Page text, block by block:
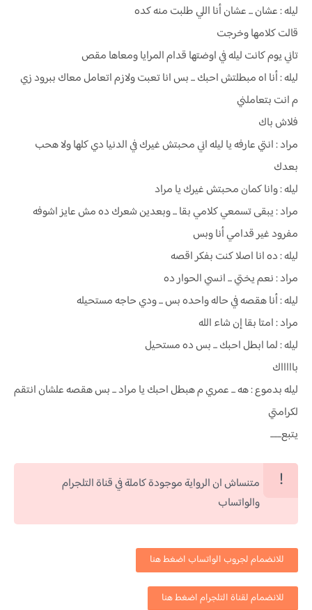
ليله : عشان ... عشان أنا اللي طلبت منه كده
قالت كلامها وخرجت
تاني يوم كانت ليله في اوضتها قدام المرايا ومعاها مقص
ليله : أنا اه مبطلتش احبك ... بس انا تعبت ولازم اتعامل معاك ببرود زي
م انت بتعاملني
فلاش باك
مراد : انتي عارفه يا ليله اني محبتش غيرك في الدنيا دي كلها ولا هحب
بعدك
ليله : وانا كمان محبتش غيرك يا مراد
مراد : يبقى تسمعي كلامي بقا ... وبعدين شعرك ده مش عايز اشوفه
مفرود غير قدامي أنا وبس
ليله : ده انا اصلا كنت بفكر اقصه
مراد : نعم يختي ... انسي الحوار ده
ليله : أنا هقصه في حاله واحده بس ... ودي حاجه مستحيله
مراد : امتا بقا إن شاء الله
ليله : لما ابطل احبك ... بس ده مستحيل
باااااك
ليله بدموع : هه ... عمري م هبطل احبك يا مراد ... بس هقصه علشان انتقم
لكرامتي
يتبع........
متنساش ان الرواية موجودة كاملة في قناة التلجرام
والواتساب
للانضمام لجروب الواتساب اضغط هنا
للانضمام لقناة التلجرام اضغط هنا